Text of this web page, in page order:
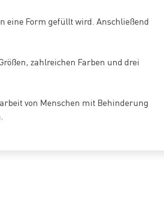
eine Form gefüllt wird. Anschließend
zahlreichen Farben und drei
von Menschen mit Behinderung